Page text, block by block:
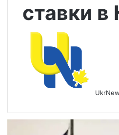
ставки в